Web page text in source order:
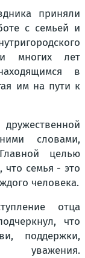
приняли
с семьей и
многих лет
в
им на пути к
словами,
целью
что семья - это
человека.
отца
что
поддержки,